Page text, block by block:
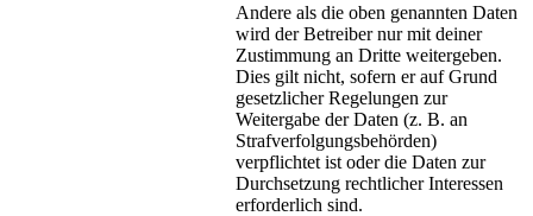
Andere als die oben genannten Daten
wird der Betreiber nur mit deiner
Zustimmung an Dritte weitergeben.
Dies gilt nicht, sofern er auf Grund
gesetzlicher Regelungen zur
Weitergabe der Daten (z. B. an
Strafverfolgungsbehörden)
verpflichtet ist oder die Daten zur
Durchsetzung rechtlicher Interessen
erforderlich sind.